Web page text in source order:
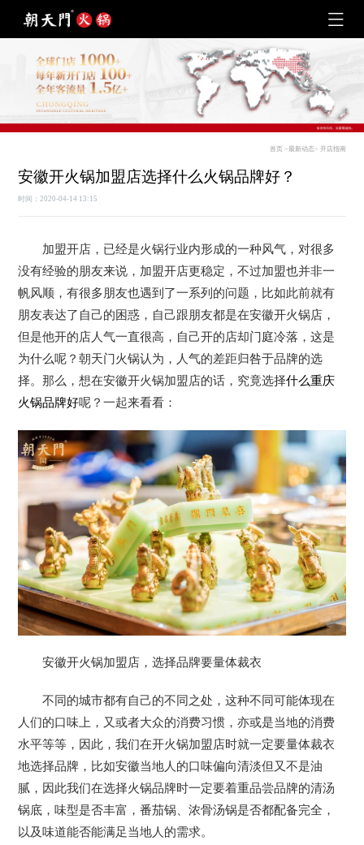
首页 >最新动态> 开店指南
安徽开火锅加盟店选择什么火锅品牌好？
时间：2020-04-14 13:15
加盟开店，已经是火锅行业内形成的一种风气，对很多
没有经验的朋友来说，加盟开店更稳定，不过加盟也并非一
帆风顺，有很多朋友也遇到了一系列的问题，比如此前就有
朋友表达了自己的困惑，自己跟朋友都是在安徽开火锅店，
但是他开的店人气一直很高，自己开的店却门庭冷落，这是
为什么呢？朝天门火锅认为，人气的差距归咎于品牌的选
择。那么，想在安徽开火锅加盟店的话，究竟选择什么重庆
火锅品牌好呢？一起来看看：
安徽开火锅加盟店，选择品牌要量体裁衣
不同的城市都有自己的不同之处，这种不同可能体现在
人们的口味上，又或者大众的消费习惯，亦或是当地的消费
水平等等，因此，我们在开火锅加盟店时就一定要量体裁衣
地选择品牌，比如安徽当地人的口味偏向清淡但又不是油
腻，因此我们在选择火锅品牌时一定要着重品尝品牌的清汤
锅底，味型是否丰富，番茄锅、浓骨汤锅是否都配备完全，
以及味道能否能满足当地人的需求。